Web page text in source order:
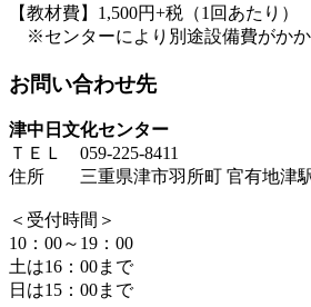
【教材費】1,500円+税（1回あたり）
※センターにより別途設備費がかか
お問い合わせ先
津中日文化センター
ＴＥＬ 059-225-8411
住所 三重県津市羽所町 官有地津
＜受付時間＞
10：00～19：00
土は16：00まで
日は15：00まで